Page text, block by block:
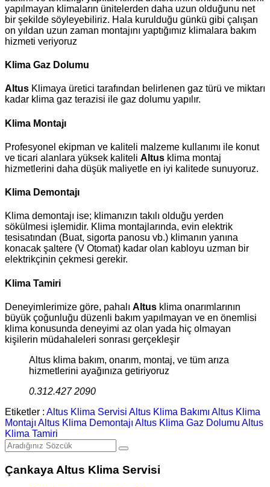
yapılmayan klimaların ünitelerden daha uzun olduğunu net
bir şekilde söyleyebiliriz. Hala kurulduğu günkü gibi çalışan
on yıldan uzun zaman montajını yaptığımız klimalara bakım
hizmeti veriyoruz
Klima Gaz Dolumu
Altus Klimaya üretici tarafından belirlenen gaz türü ve miktarı
kadar klima gaz terazisi ile gaz dolumu yapılır.
Klima Montajı
Profesyonel ekipman ve kaliteli malzeme kullanımı ile konut
ve ticari alanlara yüksek kaliteli Altus klima montaj
hizmetlerini daha düşük maliyetle en iyi kalitede sunuyoruz.
Klima Demontajı
Klima demontajı ise; klimanızın takılı olduğu yerden
sökülmesi işlemidir. Klima montajlarında, evin elektrik
tesisatından (Buat, sigorta panosu vb.) klimanın yanına
konacak şaltere (V Otomat) kadar olan kabloyu uzman bir
elektrikçinin çekmesi gerekir.
Klima Tamiri
Deneyimlerimize göre, pahalı Altus klima onarımlarının
büyük çoğunluğu düzenli bakım yapılmayan ve en önemlisi
klima konusunda deneyimi az olan yada hiç olmayan
kişilerin müdahaleleri sonrası gerçekleşir
Altus klima bakım, onarım, montaj, ve tüm arıza
hizmetlerini ayağınıza getiriyoruz
0.312.427 2090
Etiketler : Altus Klima Servisi Altus Klima Bakımı Altus Klima
Montajı Altus Klima Demontajı Altus Klima Gaz Dolumu Altus
Klima Tamiri
Çankaya Altus Klima Servisi